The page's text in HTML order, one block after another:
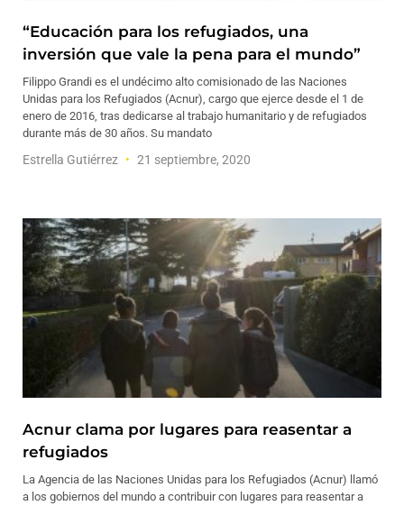
“Educación para los refugiados, una
inversión que vale la pena para el mundo”
Filippo Grandi es el undécimo alto comisionado de las Naciones
Unidas para los Refugiados (Acnur), cargo que ejerce desde el 1 de
enero de 2016, tras dedicarse al trabajo humanitario y de refugiados
durante más de 30 años. Su mandato
Estrella Gutiérrez 21 septiembre, 2020
Acnur clama por lugares para reasentar a
refugiados
La Agencia de las Naciones Unidas para los Refugiados (Acnur) llamó
a los gobiernos del mundo a contribuir con lugares para reasentar a